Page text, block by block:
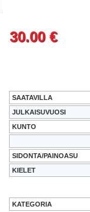
30.00 €
SAATAVILLA
JULKAISUVUOSI
KUNTO
SIDONTA/PAINOASU
KIELET
KATEGORIA